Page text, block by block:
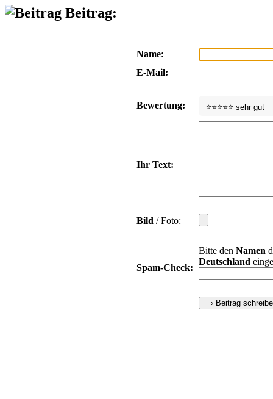
Beitrag:
Name:
E-Mail:
Bewertung:
Ihr Text:
Bild / Foto:
Spam-Check:
Bitte den Namen
Deutschland